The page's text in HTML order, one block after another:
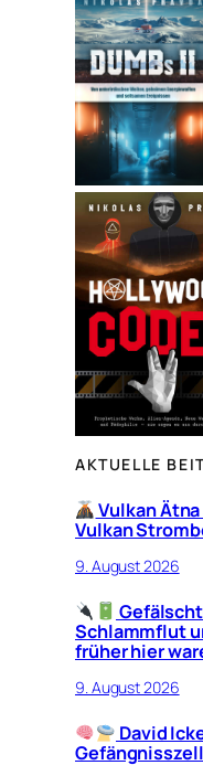
h
e
n
AKTUELLE
Vulkan
Vulkan
9. August 2026
Schlammflut
früher hier
9. August 2026
David